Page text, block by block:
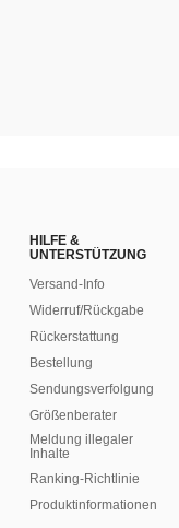
HILFE &
UNTERSTÜTZUNG
Versand-Info
Widerruf/Rückgabe
Rückerstattung
Bestellung
Sendungsverfolgung
Größenberater
Meldung illegaler
Inhalte
Ranking-Richtlinie
​Produktinformationen